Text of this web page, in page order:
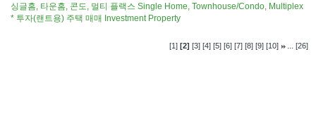
싱글홈, 타운홈, 콘도, 멀티 플랙스 Single Home, Townhouse/Condo, Multiplex
* 투자(랜트용) 주택 매매 Investment Property
[1] [2] [3] [4] [5] [6] [7] [8] [9] [10] ...[26]